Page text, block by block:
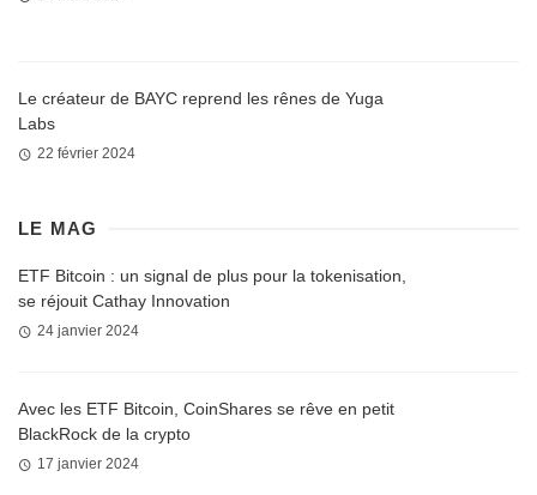
Le créateur de BAYC reprend les rênes de Yuga
Labs
22 février 2024
LE MAG
ETF Bitcoin : un signal de plus pour la tokenisation,
se réjouit Cathay Innovation
24 janvier 2024
Avec les ETF Bitcoin, CoinShares se rêve en petit
BlackRock de la crypto
17 janvier 2024